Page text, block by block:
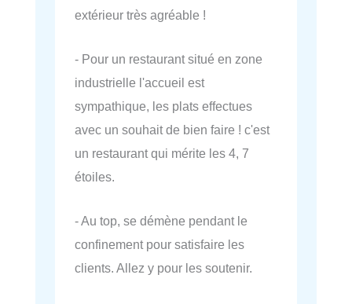
extérieur très agréable !
- Pour un restaurant situé en zone
industrielle l'accueil est
sympathique, les plats effectues
avec un souhait de bien faire ! c'est
un restaurant qui mérite les 4, 7
étoiles.
- Au top, se démène pendant le
confinement pour satisfaire les
clients. Allez y pour les soutenir.